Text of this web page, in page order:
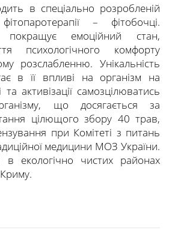
в спеціально розробленій
– фітобочці.
покращує емоційний стан,
психологічного комфорту
розслабленню. Унікальність
в її впливі на організм на
та активізації самозцілюватись
що досягається за
цілющого збору 40 трав,
при Комітеті з питань
медицини МОЗ України.
в екологічно чистих районах